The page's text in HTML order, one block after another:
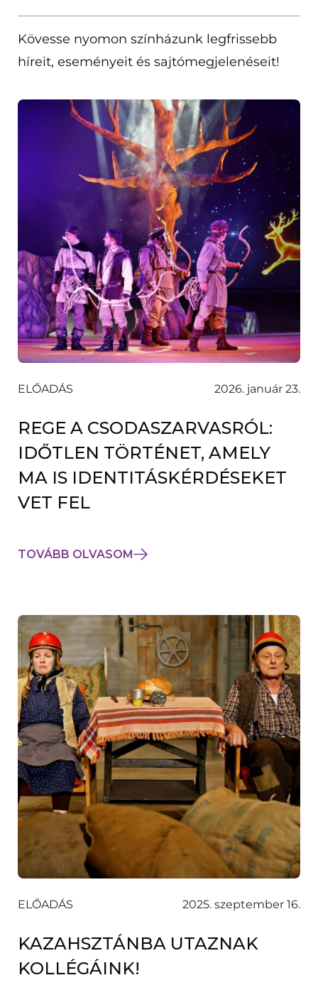
Kövesse nyomon színházunk legfrissebb
híreit, eseményeit és sajtómegjelenéseit!
ELŐADÁS 2026. január 23.
REGE A CSODASZARVASRÓL:
IDŐTLEN TÖRTÉNET, AMELY
MA IS IDENTITÁSKÉRDÉSEKET
VET FEL
TOVÁBB OLVASOM
ELŐADÁS 2025. szeptember 16.
KAZAHSZTÁNBA UTAZNAK
KOLLÉGÁINK!